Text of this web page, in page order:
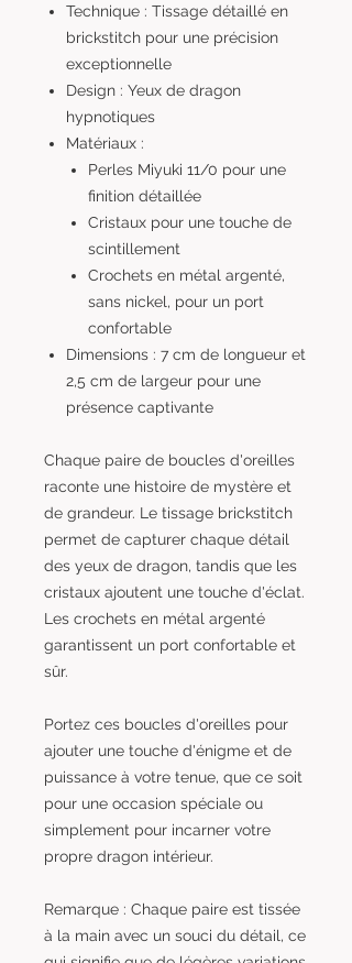
Technique : Tissage détaillé en
brickstitch pour une précision
exceptionnelle
Design : Yeux de dragon
hypnotiques
Matériaux :
Perles Miyuki 11/0 pour une
finition détaillée
Cristaux pour une touche de
scintillement
Crochets en métal argenté,
sans nickel, pour un port
confortable
Dimensions : 7 cm de longueur et
2,5 cm de largeur pour une
présence captivante
Chaque paire de boucles d'oreilles
raconte une histoire de mystère et
de grandeur. Le tissage brickstitch
permet de capturer chaque détail
des yeux de dragon, tandis que les
cristaux ajoutent une touche d'éclat.
Les crochets en métal argenté
garantissent un port confortable et
sûr.
Portez ces boucles d'oreilles pour
ajouter une touche d'énigme et de
puissance à votre tenue, que ce soit
pour une occasion spéciale ou
simplement pour incarner votre
propre dragon intérieur.
Remarque : Chaque paire est tissée
à la main avec un souci du détail, ce